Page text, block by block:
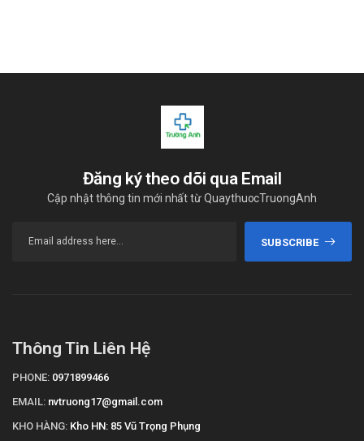
Đăng ký theo dõi qua Email
Cập nhật thông tin mới nhất từ QuaythuocTruongAnh
SUBSCRIBE
Thông Tin Liên Hệ
PHONE: 0971899466
EMAIL: nvtruong17@gmail.com
KHO HÀNG: Kho HN: 85 Vũ Trọng Phụng